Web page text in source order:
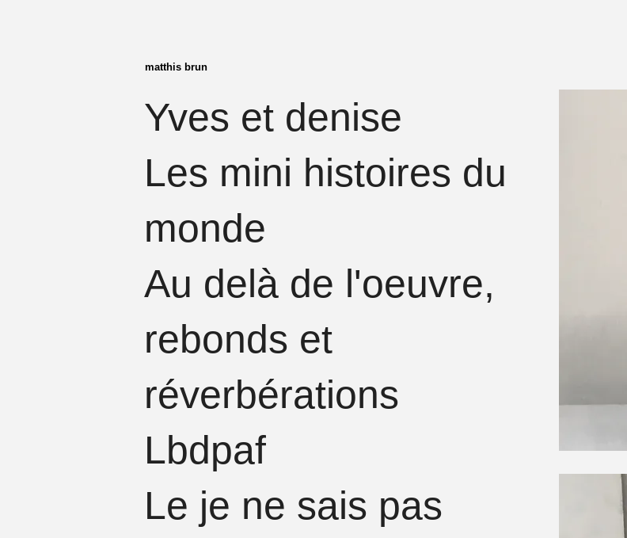
matthis brun
Yves et denise
​Les mini histoires du
monde
Au delà de l'oeuvre,
rebonds et
réverbérations
Lbdpaf​
Le je ne sais pas